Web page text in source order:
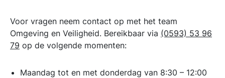
Voor vragen neem contact op met het team
Omgeving en Veiligheid. Bereikbaar via (0593) 53 96
79 op de volgende momenten:
Maandag tot en met donderdag van 8:30 – 12:00